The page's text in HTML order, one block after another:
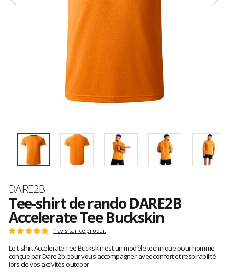
Marque
DARE2B
Tee-shirt de rando DARE2B
Accelerate Tee Buckskin
Les
clients
Note
:
5
sur
1 avis sur ce produit
Le t-shirt Accelerate Tee Buckskin est un modèle technique pour homme
conçue par Dare 2b pour vous accompagner avec confort et respirabilité
lors de vos activités outdoor.